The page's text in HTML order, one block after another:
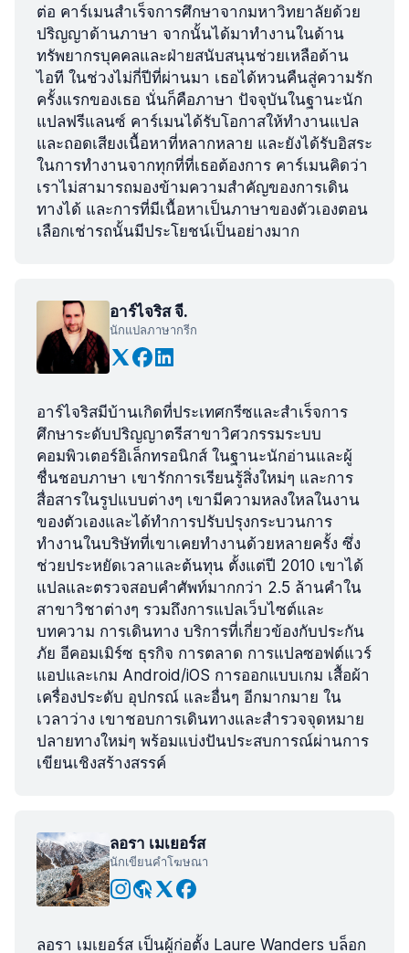
ต่อ คาร์เมนสำเร็จการศึกษาจากมหาวิทยาลัยด้วย
ปริญญาด้านภาษา จากนั้นได้มาทำงานในด้าน
ทรัพยากรบุคคลและฝ่ายสนับสนุนช่วยเหลือด้าน
ไอที ในช่วงไม่กี่ปีที่ผ่านมา เธอได้หวนคืนสู่ความรัก
ครั้งแรกของเธอ นั่นก็คือภาษา ปัจจุบันในฐานะนัก
แปลฟรีแลนซ์ คาร์เมนได้รับโอกาสให้ทำงานแปล
และถอดเสียงเนื้อหาที่หลากหลาย และยังได้รับอิสระ
ในการทำงานจากทุกที่ที่เธอต้องการ คาร์เมนคิดว่า
เราไม่สามารถมองข้ามความสำคัญของการเดิน
ทางได้ และการที่มีเนื้อหาเป็นภาษาของตัวเองตอน
เลือกเช่ารถนั้นมีประโยชน์เป็นอย่างมาก
อาร์ไจริส จี.
นักแปลภาษากรีก
อาร์ไจริสมีบ้านเกิดที่ประเทศกรีซและสำเร็จการ
ศึกษาระดับปริญญาตรีสาขาวิศวกรรมระบบ
คอมพิวเตอร์อิเล็กทรอนิกส์ ในฐานะนักอ่านและผู้
ชื่นชอบภาษา เขารักการเรียนรู้สิ่งใหม่ๆ และการ
สื่อสารในรูปแบบต่างๆ เขามีความหลงใหลในงาน
ของตัวเองและได้ทำการปรับปรุงกระบวนการ
ทำงานในบริษัทที่เขาเคยทำงานด้วยหลายครั้ง ซึ่ง
ช่วยประหยัดเวลาและต้นทุน ตั้งแต่ปี 2010 เขาได้
แปลและตรวจสอบคำศัพท์มากกว่า 2.5 ล้านคำใน
สาขาวิชาต่างๆ รวมถึงการแปลเว็บไซต์และ
บทความ การเดินทาง บริการที่เกี่ยวข้องกับประกัน
ภัย อีคอมเมิร์ซ ธุรกิจ การตลาด การแปลซอฟต์แวร์
แอปและเกม Android/iOS การออกแบบเกม เสื้อผ้า
เครื่องประดับ อุปกรณ์ และอื่นๆ อีกมากมาย ใน
เวลาว่าง เขาชอบการเดินทางและสำรวจจุดหมาย
ปลายทางใหม่ๆ พร้อมแบ่งปันประสบการณ์ผ่านการ
เขียนเชิงสร้างสรรค์
ลอรา เมเยอร์ส
นักเขียนคำโฆษณา
ลอรา เมเยอร์ส เป็นผู้ก่อตั้ง Laure Wanders บล็อก